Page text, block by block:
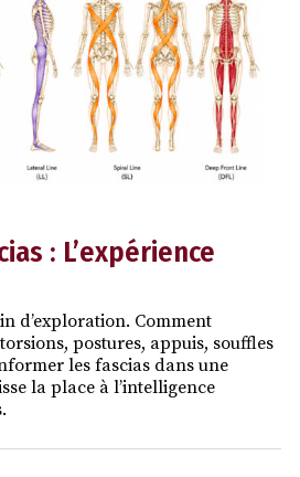
: L’expérience
d’exploration. Comment
postures, appuis, souffles
les fascias dans une
la place à l’intelligence